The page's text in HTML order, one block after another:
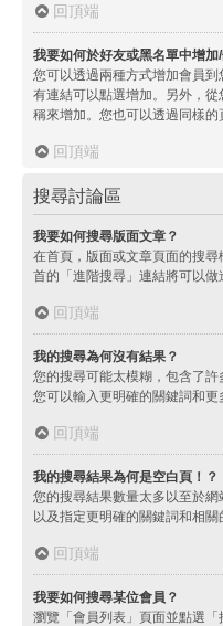
回頂端
我要如何於好友或黑名單中增加
您可以透過兩種方式增加會員
有連結可以點選增加。另外，
稱來增加。您也可以透過同樣的
回頂端
搜尋討論區
我要如何搜尋版面文章？
在首頁，版面或文章頁面的搜
首的「進階搜尋」連結將可以做
回頂端
我的搜尋為何沒有結果？
您的搜尋可能太模糊，包含了許
您可以輸入更明確的關鍵詞和更
回頂端
我的搜尋結果為何是空白頁！？
您的搜尋結果數量太多以至於網
以及指定更明確的關鍵詞和相關
回頂端
我要如何搜尋某位會員？
瀏覽「會員列表」頁面並點選「